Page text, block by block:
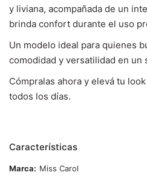
y liviana, acompañada de un
brinda confort durante el uso
Un modelo ideal para quienes
comodidad y versatilidad en un
Cómpralas ahora y elevá tu
todos los días.
Características
Marca
Miss Carol